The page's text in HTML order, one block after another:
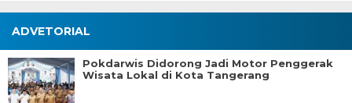
ADVETORIAL
Pokdarwis Didorong Jadi Motor Penggerak
Wisata Lokal di Kota Tangerang